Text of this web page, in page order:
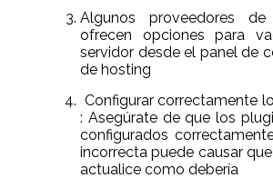
Algunos proveedores
ofrecen opciones para
servidor desde el panel de
de hosting
Configurar correctamente
: Asegúrate de que los
configurados
incorrecta puede causar
actualice como debería